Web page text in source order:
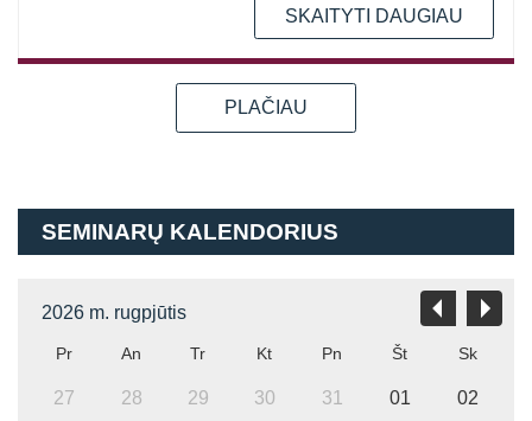
SKAITYTI DAUGIAU
PLAČIAU
SEMINARŲ KALENDORIUS
2026 m. rugpjūtis
Pr An Tr Kt Pn Št Sk
27 28 29 30 31 01 02